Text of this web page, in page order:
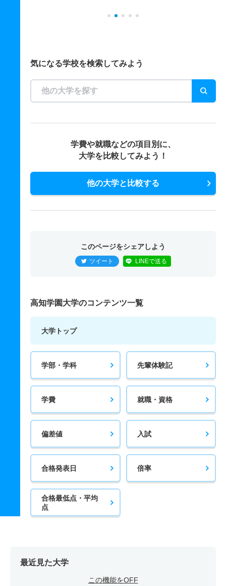
気になる学校を検索してみよう
学費や就職などの項目別に、
大学を比較してみよう！
他の大学と比較する
このページをシェアしよう
ツイート LINEで送る
高知学園大学のコンテンツ一覧
大学トップ
学部・学科 先輩体験記
学費 就職・資格
偏差値 入試
合格発表日 倍率
合格最低点・平均
点
最近見た大学
この機能をOFF